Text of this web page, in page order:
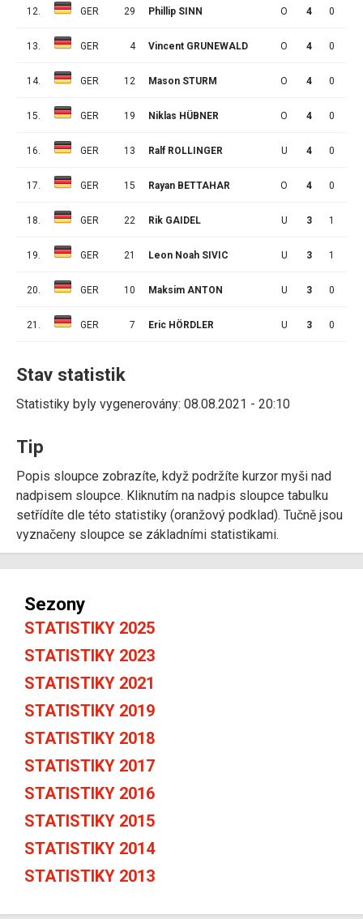
12. GER 29 Phillip SINN O 4 0
13. GER 4 Vincent GRUNEWALD O 4 0
14. GER 12 Mason STURM O 4 0
15. GER 19 Niklas HÜBNER O 4 0
16. GER 13 Ralf ROLLINGER U 4 0
17. GER 15 Rayan BETTAHAR O 4 0
18. GER 22 Rik GAIDEL U 3 1
19. GER 21 Leon Noah SIVIC U 3 1
20. GER 10 Maksim ANTON U 3 0
21. GER 7 Eric HÖRDLER U 3 0
Stav statistik
Statistiky byly vygenerovány: 08.08.2021 - 20:10
Tip
Popis sloupce zobrazíte, když podržíte kurzor myši nad
nadpisem sloupce. Kliknutím na nadpis sloupce tabulku
setřídíte dle této statistiky (oranžový podklad). Tučně jsou
vyznačeny sloupce se základními statistikami.
Sezony
STATISTIKY 2025
STATISTIKY 2023
STATISTIKY 2021
STATISTIKY 2019
STATISTIKY 2018
STATISTIKY 2017
STATISTIKY 2016
STATISTIKY 2015
STATISTIKY 2014
STATISTIKY 2013